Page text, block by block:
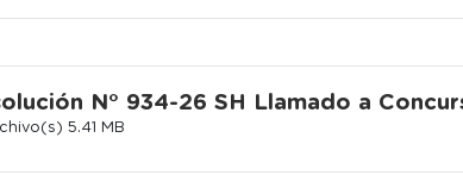
N° 934-26 SH Llamado a
5.41 MB